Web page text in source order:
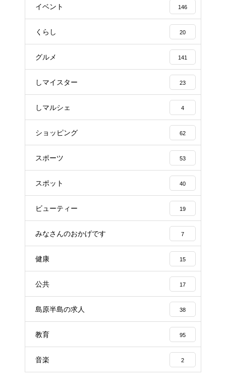
イベント 146
くらし 20
グルメ 141
しマイスター 23
しマルシェ 4
ショッピング 62
スポーツ 53
スポット 40
ビューティー 19
みなさんのおかげです 7
健康 15
公共 17
島原半島の求人 38
教育 95
音楽 2